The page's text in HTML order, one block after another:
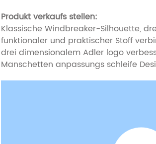
Produkt verkaufs stellen:
Klassische Windbreaker-Silhouette,
funktionaler und praktischer Stoff
drei dimensionalem Adler logo
Manschetten anpassungs schleife